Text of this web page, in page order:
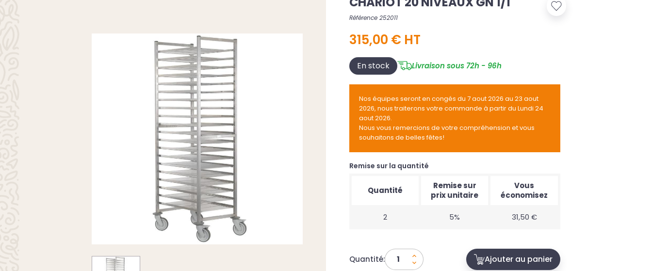
Référence 252011
315,00 € HT
En stock Livraison sous 72h - 96h
Nos équipes seront en congés du 7 aout 2026 au 23 aout
2026, nous traiterons votre commande à partir du Lundi 24
aout 2026.
Nous vous remercions de votre compréhension et vous
souhaitons de belles fêtes!
Remise sur la quantité
Quantité
Remise sur
prix unitaire
Vous
économisez
2 5% 31,50 €
Quantité: Ajouter au panier